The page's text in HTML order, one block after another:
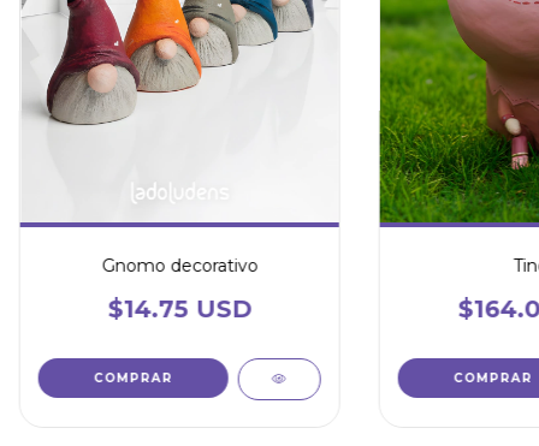
Gnomo decorativo
$14.75 USD
COMPRAR